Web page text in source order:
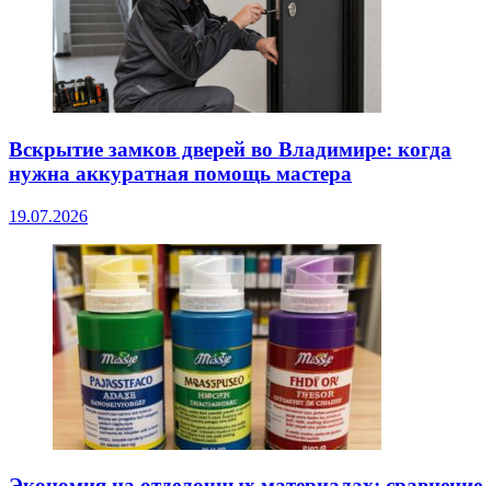
Вскрытие замков дверей во Владимире: когда
нужна аккуратная помощь мастера
19.07.2026